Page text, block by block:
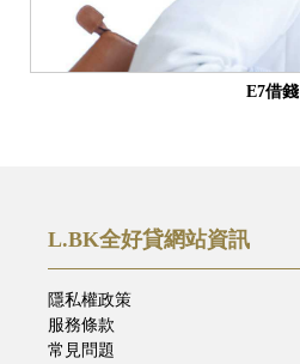
E7借錢
L.BK全好貸網站資訊
隱私權政策
服務條款
常見問題